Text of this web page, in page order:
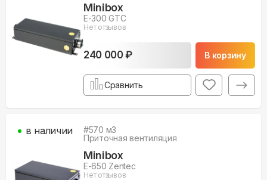
Minibox
E-300 GTC
Нет отзывов
240 000 ₽ В корзину
Сравнить
#570 м3
Приточная вентиляция
Minibox
E-650 Zentec
Нет отзывов
в наличии